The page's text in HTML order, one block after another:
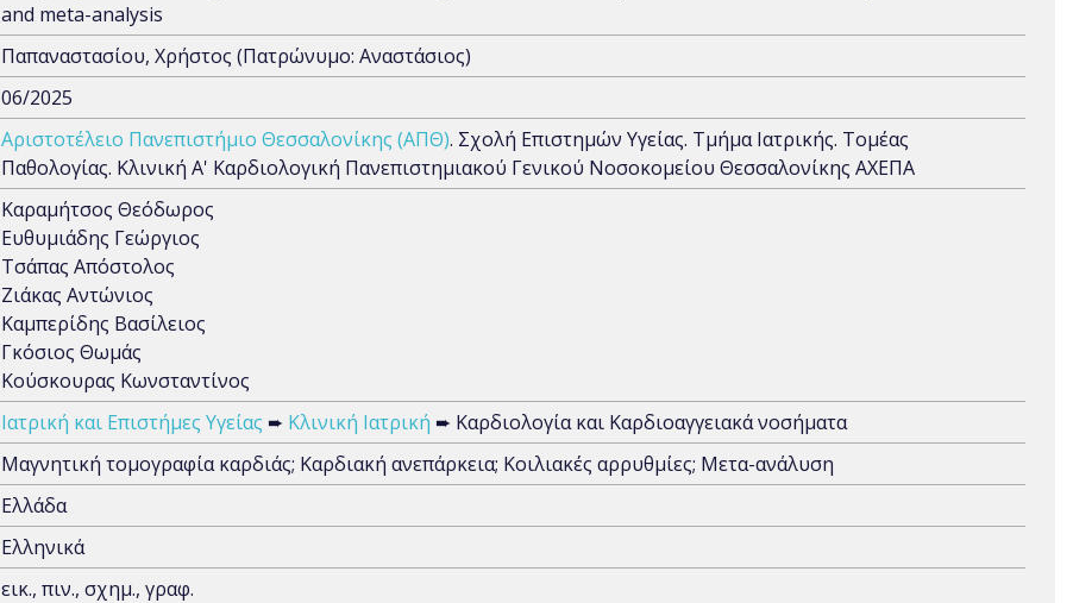
and meta-analysis
Παπαναστασίου, Χρήστος (Πατρώνυμο: Αναστάσιος)
06/2025
Αριστοτέλειο Πανεπιστήμιο Θεσσαλονίκης (ΑΠΘ). Σχολή Επιστημών Υγείας. Τμήμα Ιατρικής. Τομέας
Παθολογίας. Κλινική Α' Καρδιολογική Πανεπιστημιακού Γενικού Νοσοκομείου Θεσσαλονίκης ΑΧΕΠΑ
Καραμήτσος Θεόδωρος
Ευθυμιάδης Γεώργιος
Τσάπας Απόστολος
Ζιάκας Αντώνιος
Καμπερίδης Βασίλειος
Γκόσιος Θωμάς
Κούσκουρας Κωνσταντίνος
Ιατρική και Επιστήμες Υγείας ➨ Κλινική Ιατρική ➨ Καρδιολογία και Καρδιοαγγειακά νοσήματα
Mαγνητική τομογραφία καρδιάς; Καρδιακή ανεπάρκεια; Κοιλιακές αρρυθμίες; Μετα-ανάλυση
Ελλάδα
Ελληνικά
εικ., πιν., σχημ., γραφ.